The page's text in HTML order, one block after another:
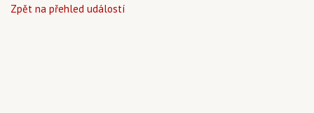
Zpět na přehled událostí